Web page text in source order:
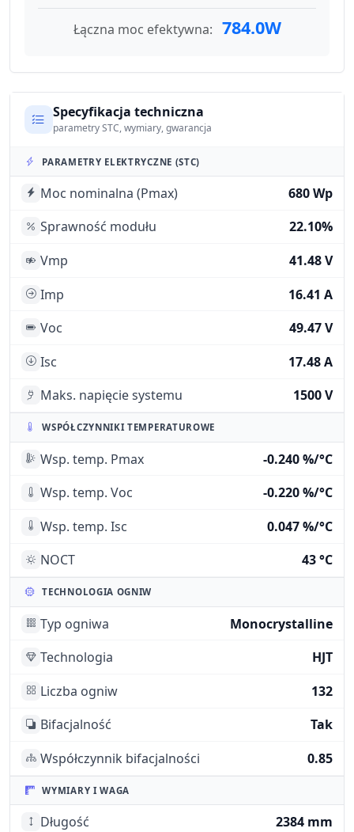
Łączna moc efektywna: 784.0W
Specyfikacja techniczna
parametry STC, wymiary, gwarancja
PARAMETRY ELEKTRYCZNE (STC)
Moc nominalna (Pmax)
680 Wp
Sprawność modułu
22.10%
Vmp
41.48 V
Imp
16.41 A
Voc
49.47 V
Isc
17.48 A
Maks. napięcie systemu
1500 V
WSPÓŁCZYNNIKI TEMPERATUROWE
Wsp. temp. Pmax
-0.240 %/°C
Wsp. temp. Voc
-0.220 %/°C
Wsp. temp. Isc
0.047 %/°C
NOCT
43 °C
TECHNOLOGIA OGNIW
Typ ogniwa
Monocrystalline
Technologia
HJT
Liczba ogniw
132
Bifacjalność
Tak
Współczynnik bifacjalności
0.85
WYMIARY I WAGA
Długość
2384 mm